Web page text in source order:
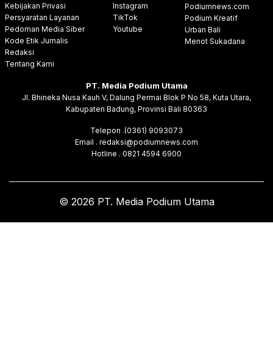
Kebijakan Privasi
Persyaratan Layanan
Pedoman Media Siber
Kode Etik Jurnalis
Redaksi
Tentang Kami
Instagram
TikTok
Youtube
Podiumnews.com
Podium Kreatif
Urban Bali
Menot Sukadana
PT. Media Podium Utama
Jl. Bhineka Nusa Kauh V, Dalung Permai Blok P No 58, Kuta Utara,
Kabupaten Badung, Provinsi Bali 80363
Telepon .(0361) 9093073
Email . redaksi@podiumnews.com
Hotline . 0821 4594 6900
© 2026 PT. Media Podium Utama